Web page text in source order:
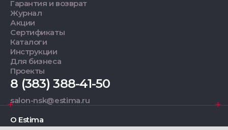
Гарантия и возврат
Журнал
Акции
Сертификаты
Каталоги
Инструкции
Для бизнеса
Проекты
8 (383) 388-41-50
salon-nsk@estima.ru
О Estima